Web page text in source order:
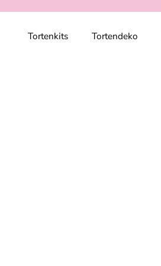
Tortenkits Tortendeko